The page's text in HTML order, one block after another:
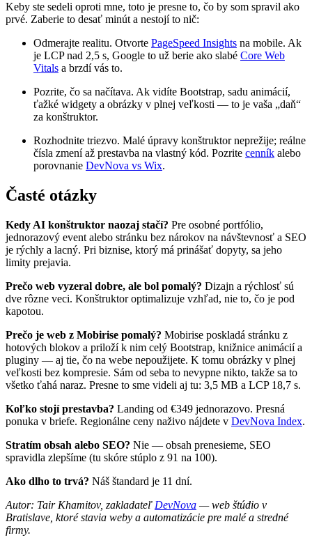
Keby ste sedeli oproti mne, toto je presne to, čo by som spravil ako
prvé. Zaberie to desať minút a nestojí to nič:
Odmerajte realitu. Otvorte PageSpeed Insights na mobile. Ak
je LCP nad 2,5 s, Google to už berie ako slabé Core Web
Vitals a brzdí vás to.
Pozrite, čo sa načítava. Ak vidíte Bootstrap, sadu animácií,
ťažké widgety a obrázky v plnej veľkosti — to je vaša „daň“
za konštruktor.
Rozhodnite triezvo. Malé úpravy konštruktor neprežije; reálne
čísla zmení až prestavba na vlastný kód. Pozrite cenník alebo
porovnanie DevNova vs Wix.
Časté otázky
Kedy AI konštruktor naozaj stačí? Pre osobné portfólio,
jednorazový event alebo stránku bez nárokov na návštevnosť a SEO
je rýchly a lacný. Pri biznise, ktorý má prinášať dopyty, sa jeho
limity prejavia.
Prečo web vyzeral dobre, ale bol pomalý? Dizajn a rýchlosť sú
dve rôzne veci. Konštruktor optimalizuje vzhľad, nie to, čo je pod
kapotou.
Prečo je web z Mobirise pomalý? Mobirise poskladá stránku z
hotových blokov a priloží k nim celý Bootstrap, knižnice animácií a
pluginy — aj tie, čo na webe nepoužijete. K tomu obrázky v plnej
veľkosti bez kompresie. Sám od seba to nevypne nikto, takže sa to
všetko ťahá naraz. Presne to sme videli aj tu: 3,5 MB a LCP 18,7 s.
Koľko stojí prestavba? Landing od €349 jednorazovo. Presná
ponuka v briefe. Regionálne ceny naživo nájdete v DevNova Index.
Stratím obsah alebo SEO? Nie — obsah prenesieme, SEO
spravidla zlepšíme (tu skóre stúplo z 91 na 100).
Ako dlho to trvá? Náš štandard je 11 dní.
Autor: Tair Khamitov, zakladateľ DevNova — web štúdio v
Bratislave, ktoré stavia weby a automatizácie pre malé a stredné
firmy.